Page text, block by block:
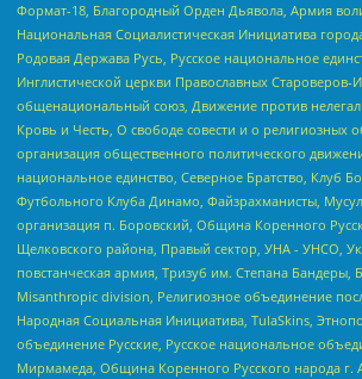
Формат-18, Благородный Орден Дьявола, Армия
Национальная Социалистическая Инициатива
Родовая Держава Русь, Русское национальное
Инглистической церкви Православных Староверов-
общенациональный союз, Движение против
Кровь и Честь, О свободе совести и о религиозных
организация общественного политического
национальное единство, Северное Братство, Клуб
Футбольного Клуба Динамо, Файзрахманисты,
организация п. Боровский, Община Коренного
Щелковского района, Правый сектор, УНА - УНСО,
повстанческая армия, Тризуб им. Степана Бандеры,
Misanthropic division, Религиозное объединение
Народная Социальная Инициатива, TulaSkins,
объединение Русские, Русское национальное
Мирмамеда, Община Коренного Русского народа г.